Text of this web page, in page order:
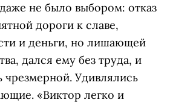
не было выбором: отказ
дороги к славе,
и деньги, но лишающей
дался ему без труда, и
чрезмерной. Удивлялись
«Виктор легко и